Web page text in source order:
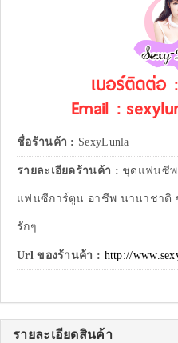
เบอร์ติดต่อ
Email :
ชื่อร้านค้า : SexyLunla
รายละเอียดร้านค้า : ชุดแฟนซีพ
แฟนซีการ์ตูน อาชีพ นานาชาติ
รักๆ
Url ของร้านค้า : http://
รายละเอียดสินค้า